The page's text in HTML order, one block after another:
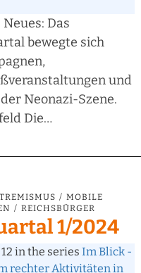
Das
bewegte sich
und
Neonazi-Szene.
Die…
MOBILE
REICHSBÜRGER
1/2024
in the series Im Blick -
rechter Aktivitäten in